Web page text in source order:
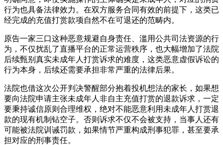
行为也具备法律效力。在双方服务合同有效的前提下，这类已
经完成的充值打赏款项自然不在可退还的范畴内。
原告一家三口这种恶意规避自身责任、滥用公共司法资源的行
为，不仅扰乱了直播平台的正常运营秩序，也大幅增加了法院
后续甄别真实未成年人打赏诉求的难度，这类恶意虚假诉讼的
行为本身，后续还需要承担非常严重的法律后果。
法院也借这次公开判决警醒部分抱着投机想法的家长，如果想
要向法院申请主张未成年人非自主充值打赏的退款诉求，一定
要秉持诚信原则合理维权，绝对不能恶意利用未成年人打赏退
款的现有机制钻空子。否则诉求不仅不会被支持，当事人还有
可能被法院训诫罚款，如果情节严重构成刑事犯罪，甚至要承
担对应的刑事责任。